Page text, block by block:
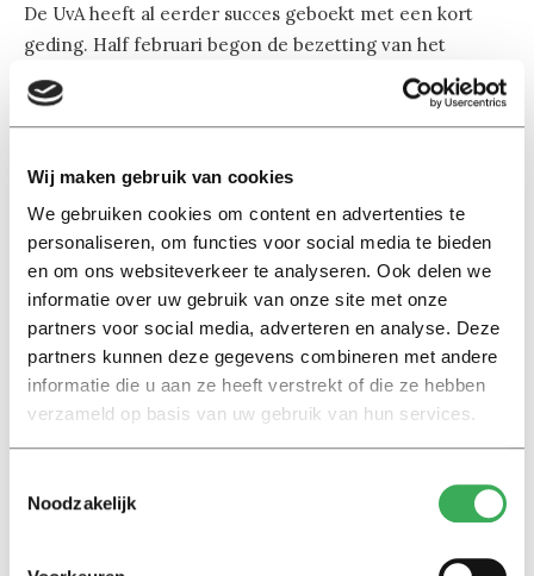
Wij maken gebruik van cookies
We gebruiken cookies om content en advertenties te
personaliseren, om functies voor social media te bieden
en om ons websiteverkeer te analyseren. Ook delen we
informatie over uw gebruik van onze site met onze
partners voor social media, adverteren en analyse. Deze
partners kunnen deze gegevens combineren met andere
informatie die u aan ze heeft verstrekt of die ze hebben
verzameld op basis van uw gebruik van hun services.
Noodzakelijk
De UvA heeft al eerder succes geboekt met een kort
geding. Half februari begon de bezetting van het
Bungehuis, een pand van de UvA. De universiteit ging
toen ook naar de rechter en haalde zijn gelijk. Het pand
daaropvolgend naar het Maagdenhuis.
Lees ook
Marion Koopmans over online
bedreigingen en desinformatie: